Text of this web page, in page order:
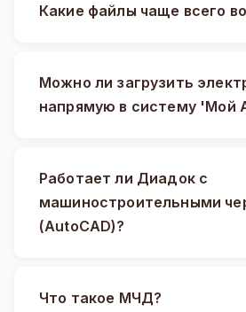
Какие файлы чаще всего
Можно ли загрузить
напрямую в систему 'Мой
Работает ли Диадок с
машиностроительными
(AutoCAD)?
Что такое МЧД?